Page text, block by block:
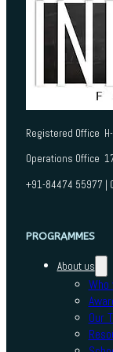
Registered Office
Operations Office
+91-84474 55977 |
PROGRAMMES
About us
Who
Our